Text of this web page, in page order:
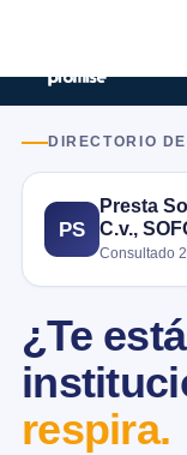
DIRECTORIO
PS
Presta
C.v.,
Consultado
¿Te
respira.